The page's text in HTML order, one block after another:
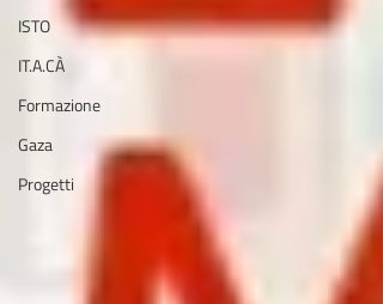
ISTO
IT.A.CÀ
Formazione
Gaza
Progetti